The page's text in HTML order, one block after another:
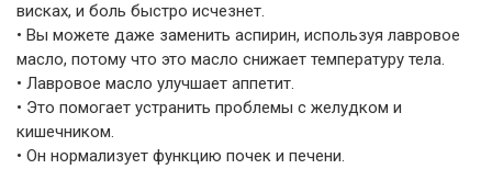
висках, и боль быстро исчезнет.
• Вы можете даже заменить аспирин, используя лавровое
масло, потому что это масло снижает температуру тела.
• Лавровое масло улучшает аппетит.
• Это помогает устранить проблемы с желудком и
кишечником.
• Он нормализует функцию почек и печени.